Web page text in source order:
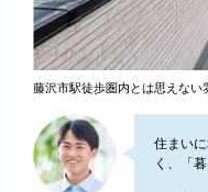
藤沢市駅徒歩圏内とは思えない
住まい
く、「